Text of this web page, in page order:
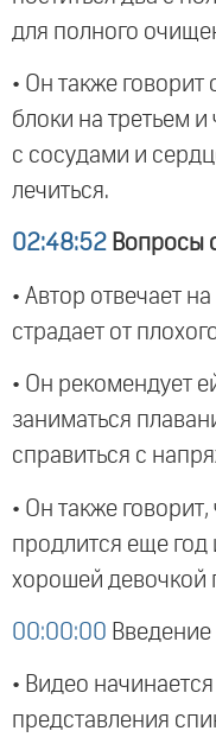
для полного
• Он также говорит
блоки на третьем
с сосудами и
лечиться.
02:48:52 Вопросы
• Автор отвечает
страдает от
• Он рекомендует
заниматься
справиться с
• Он также
продлится еще год
хорошей девочкой
00:00:00 Введение
• Видео
представления